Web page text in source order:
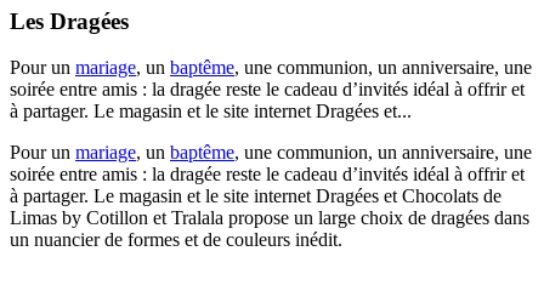
Les Dragées
Pour un mariage, un baptême, une communion, un anniversaire, une
soirée entre amis : la dragée reste le cadeau d’invités idéal à offrir et
à partager. Le magasin et le site internet Dragées et...
Pour un mariage, un baptême, une communion, un anniversaire, une
soirée entre amis : la dragée reste le cadeau d’invités idéal à offrir et
à partager. Le magasin et le site internet Dragées et Chocolats de
Limas by Cotillon et Tralala propose un large choix de dragées dans
un nuancier de formes et de couleurs inédit.